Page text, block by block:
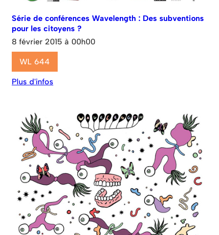
Série de conférences Wavelength : Des subventions
pour les citoyens ?
8 février 2015 à 00h00
WL 644
Plus d'infos